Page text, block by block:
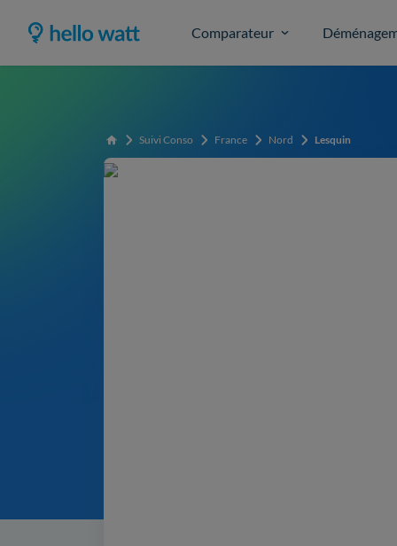
Comparateur
Accueil Suivi Conso France Nord Lesquin